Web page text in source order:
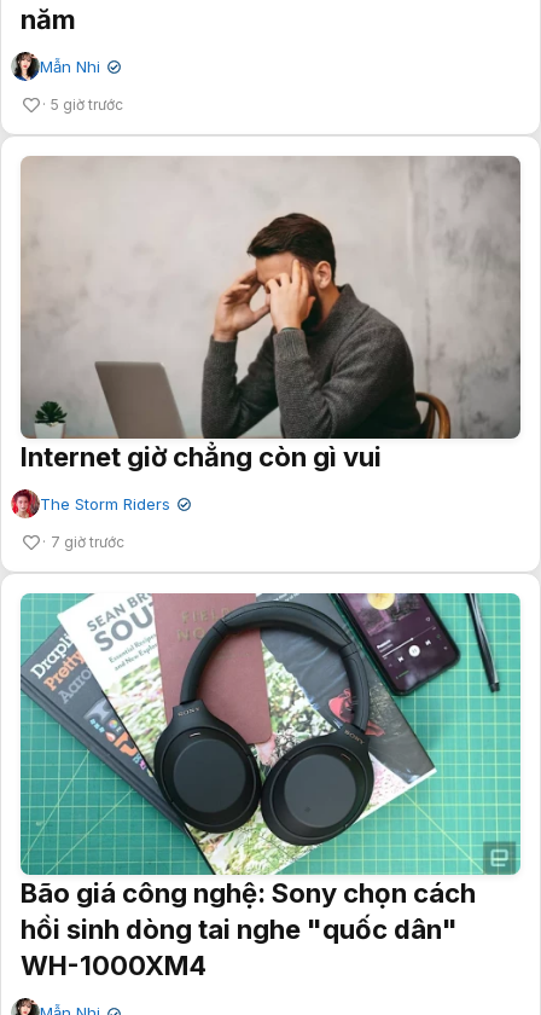
năm
Mẫn Nhi ✔
5 giờ trước
Internet giờ chẳng còn gì vui
The Storm Riders ✔
7 giờ trước
Bão giá công nghệ: Sony chọn cách
hồi sinh dòng tai nghe "quốc dân"
WH-1000XM4